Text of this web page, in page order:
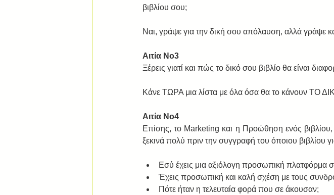
βιβλίου σου;
Ναι, γράψε για την δική σου απόλαυση, αλλά γράψε
Αιτία Νο3
Ξέρεις γιατί και πώς το δικό σου βιβλίο θα είναι
Κάνε ΤΩΡΑ μια λίστα με όλα όσα θα το κάνουν ΤΟ
Αιτία Νο4
Επίσης, τo Marketing και η Προώθηση ενός βιβλίου,
ξεκινά πολύ πριν την συγγραφή του όποιου βιβλίου
Εσύ έχεις μια αξιόλογη προσωπική
Έχεις προσωπική και καλή σχέση με τους
Πότε ήταν η τελευταία φορά που σε άκουσαν;